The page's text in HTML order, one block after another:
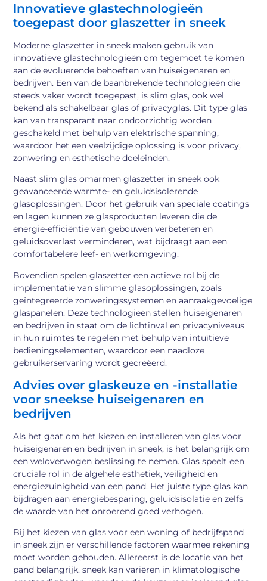
Innovatieve glastechnologieën
toegepast door glaszetter in sneek
Moderne glaszetter in sneek maken gebruik van
innovatieve glastechnologieën om tegemoet te komen
aan de evoluerende behoeften van huiseigenaren en
bedrijven. Een van de baanbrekende technologieën die
steeds vaker wordt toegepast, is slim glas, ook wel
bekend als schakelbaar glas of privacyglas. Dit type glas
kan van transparant naar ondoorzichtig worden
geschakeld met behulp van elektrische spanning,
waardoor het een veelzijdige oplossing is voor privacy,
zonwering en esthetische doeleinden.
Naast slim glas omarmen glaszetter in sneek ook
geavanceerde warmte- en geluidsisolerende
glasoplossingen. Door het gebruik van speciale coatings
en lagen kunnen ze glasproducten leveren die de
energie-efficiëntie van gebouwen verbeteren en
geluidsoverlast verminderen, wat bijdraagt aan een
comfortabelere leef- en werkomgeving.
Bovendien spelen glaszetter een actieve rol bij de
implementatie van slimme glasoplossingen, zoals
geïntegreerde zonweringssystemen en aanraakgevoelige
glaspanelen. Deze technologieën stellen huiseigenaren
en bedrijven in staat om de lichtinval en privacyniveaus
in hun ruimtes te regelen met behulp van intuïtieve
bedieningselementen, waardoor een naadloze
gebruikerservaring wordt gecreëerd.
Advies over glaskeuze en -installatie
voor sneekse huiseigenaren en
bedrijven
Als het gaat om het kiezen en installeren van glas voor
huiseigenaren en bedrijven in sneek, is het belangrijk om
een weloverwogen beslissing te nemen. Glas speelt een
cruciale rol in de algehele esthetiek, veiligheid en
energiezuinigheid van een pand. Het juiste type glas kan
bijdragen aan energiebesparing, geluidsisolatie en zelfs
de waarde van het onroerend goed verhogen.
Bij het kiezen van glas voor een woning of bedrijfspand
in sneek zijn er verschillende factoren waarmee rekening
moet worden gehouden. Allereerst is de locatie van het
pand belangrijk. sneek kan variëren in klimatologische